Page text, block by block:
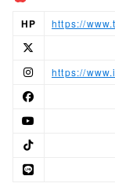
HP https://
https://